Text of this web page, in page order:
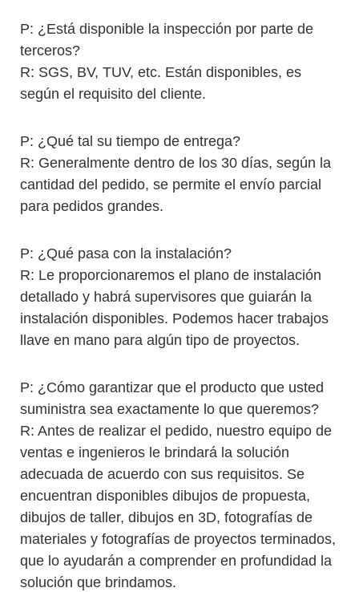
P: ¿Está disponible la inspección por parte de
terceros?
R: SGS, BV, TUV, etc. Están disponibles, es
según el requisito del cliente.
P: ¿Qué tal su tiempo de entrega?
R: Generalmente dentro de los 30 días, según la
cantidad del pedido, se permite el envío parcial
para pedidos grandes.
P: ¿Qué pasa con la instalación?
R: Le proporcionaremos el plano de instalación
detallado y habrá supervisores que guiarán la
instalación disponibles. Podemos hacer trabajos
llave en mano para algún tipo de proyectos.
P: ¿Cómo garantizar que el producto que usted
suministra sea exactamente lo que queremos?
R: Antes de realizar el pedido, nuestro equipo de
ventas e ingenieros le brindará la solución
adecuada de acuerdo con sus requisitos. Se
encuentran disponibles dibujos de propuesta,
dibujos de taller, dibujos en 3D, fotografías de
materiales y fotografías de proyectos terminados,
que lo ayudarán a comprender en profundidad la
solución que brindamos.